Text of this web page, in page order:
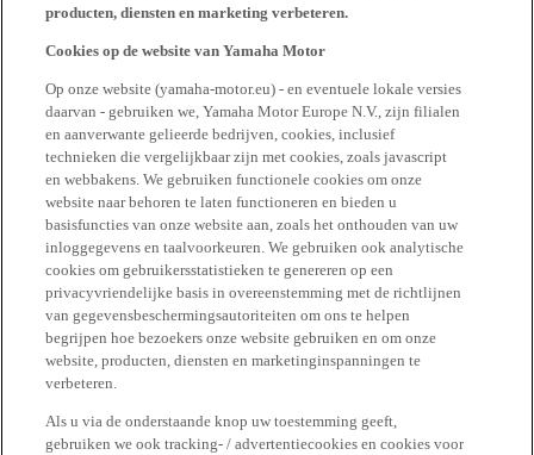
producten, diensten en marketing verbeteren.
Cookies op de website van Yamaha Motor
Op onze website (yamaha-motor.eu) - en eventuele lokale versies
daarvan - gebruiken we, Yamaha Motor Europe N.V., zijn filialen
en aanverwante gelieerde bedrijven, cookies, inclusief
technieken die vergelijkbaar zijn met cookies, zoals javascript
en webbakens. We gebruiken functionele cookies om onze
website naar behoren te laten functioneren en bieden u
basisfuncties van onze website aan, zoals het onthouden van uw
inloggegevens en taalvoorkeuren. We gebruiken ook analytische
cookies om gebruikersstatistieken te genereren op een
privacyvriendelijke basis in overeenstemming met de richtlijnen
van gegevensbeschermingsautoriteiten om ons te helpen
begrijpen hoe bezoekers onze website gebruiken en om onze
website, producten, diensten en marketinginspanningen te
verbeteren.
Als u via de onderstaande knop uw toestemming geeft,
gebruiken we ook tracking- / advertentiecookies en cookies voor